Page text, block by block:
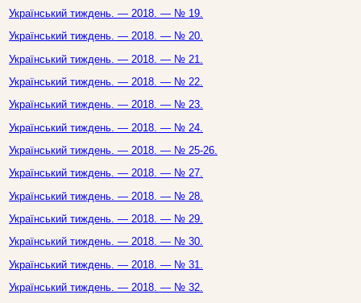
Український тиждень. — 2018. — № 19.
Український тиждень. — 2018. — № 20.
Український тиждень. — 2018. — № 21.
Український тиждень. — 2018. — № 22.
Український тиждень. — 2018. — № 23.
Український тиждень. — 2018. — № 24.
Український тиждень. — 2018. — № 25-26.
Український тиждень. — 2018. — № 27.
Український тиждень. — 2018. — № 28.
Український тиждень. — 2018. — № 29.
Український тиждень. — 2018. — № 30.
Український тиждень. — 2018. — № 31.
Український тиждень. — 2018. — № 32.